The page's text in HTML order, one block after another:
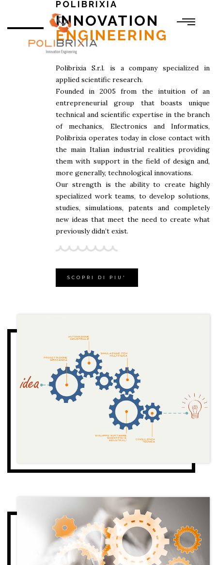
POLIBRIXIA
INNOVATION
ENGINEERING
Polibrixia S.r.l. is a company specialized in
applied scientific research.
Founded in 2005 from the intuition of an
entrepreneurial group that boasts unique
technical and scientific expertise in the branch
of mechanics, Electronics and Informatics,
Polibrixia operates today in close contact with
the main Italian industrial realities providing
them with support in the field of design and,
more generally, technological innovations.
Our strength is the ability to create highly
specialized work teams, to develop solutions,
studies, simulations, patents and completely
new ideas that meet the need to create what
previously didn’t exist.
SCOPRI DI PIU'